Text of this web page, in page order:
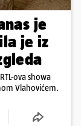
je
je iz
ova showa
Vlahovićem.